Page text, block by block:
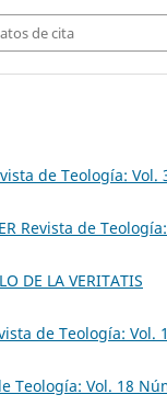
de cita
de Teología: Vol.
Revista de Teología:
DE LA VERITATIS
de Teología: Vol.
Teología: Vol. 18